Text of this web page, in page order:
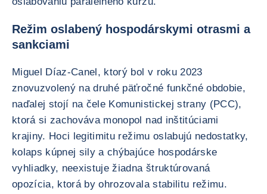
Režim oslabený hospodárskymi otrasmi a
sankciami
Miguel Díaz-Canel, ktorý bol v roku 2023
znovuzvolený na druhé päťročné funkčné obdobie,
naďalej stojí na čele Komunistickej strany (PCC),
ktorá si zachováva monopol nad inštitúciami
krajiny. Hoci legitimitu režimu oslabujú nedostatky,
kolaps kúpnej sily a chýbajúce hospodárske
vyhliadky, neexistuje žiadna štruktúrovaná
opozícia, ktorá by ohrozovala stabilitu režimu.